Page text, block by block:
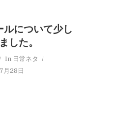
について少し
した。
In 日常ネタ
月28日